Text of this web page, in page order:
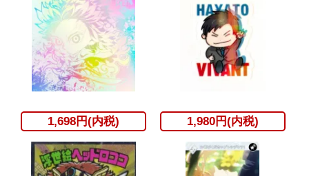
1,698円(内税) 1,980円(内税)